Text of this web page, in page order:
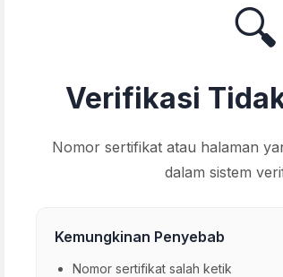
🔍
Verifikasi
Nomor sertifikat atau halaman
dalam sistem
Kemungkinan Penyebab
Nomor sertifikat salah ketik